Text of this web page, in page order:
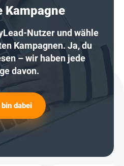
Kampagne
Nutzer und wähle
Kampagnen. Ja, du
– wir haben jede
davon.
dabei